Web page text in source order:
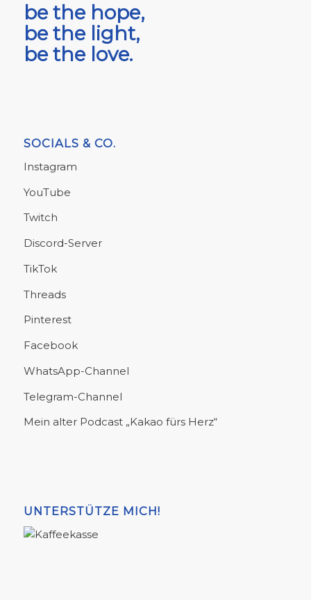
be the hope,
be the light,
be the love.
SOCIALS & CO.
Instagram
YouTube
Twitch
Discord-Server
TikTok
Threads
Pinterest
Facebook
WhatsApp-Channel
Telegram-Channel
Mein alter Podcast „Kakao fürs Herz“
UNTERSTÜTZE MICH!